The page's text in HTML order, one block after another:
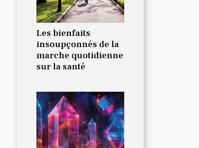
Les bienfaits
insoupçonnés de la
marche quotidienne
sur la santé